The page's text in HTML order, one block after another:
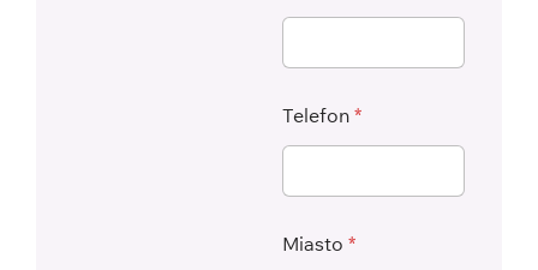
Telefon *
Miasto *